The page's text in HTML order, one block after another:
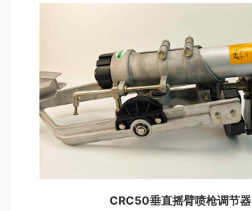
CRC50垂直摇臂喷枪调节器